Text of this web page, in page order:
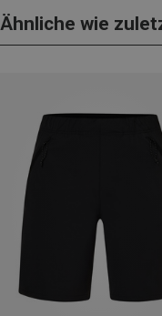
Ähnliche wie